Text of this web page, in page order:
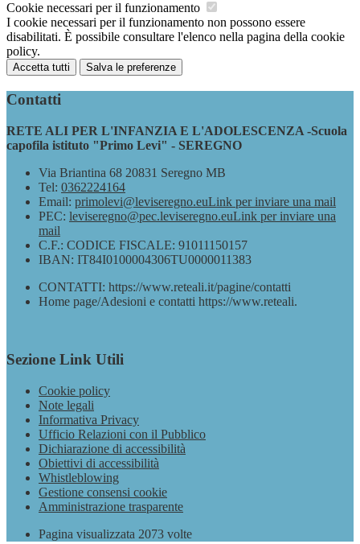
Cookie necessari per il funzionamento
I cookie necessari per il funzionamento non possono essere
disabilitati. È possibile consultare l'elenco nella pagina della cookie
policy.
Accetta tutti Salva le preferenze
Contatti
RETE ALI PER L'INFANZIA E L'ADOLESCENZA -Scuola
capofila istituto "Primo Levi" - SEREGNO
Via Briantina 68 20831 Seregno MB
Tel: 0362224164
Email: primolevi@leviseregno.euLink per inviare una mail
PEC: leviseregno@pec.leviseregno.euLink per inviare una
mail
C.F.: CODICE FISCALE: 91011150157
IBAN: IT84I0100004306TU0000011383
CONTATTI: https://www.reteali.it/pagine/contatti
Home page/Adesioni e contatti https://www.reteali.
Sezione Link Utili
Cookie policy
Note legali
Informativa Privacy
Ufficio Relazioni con il Pubblico
Dichiarazione di accessibilità
Obiettivi di accessibilità
Whistleblowing
Gestione consensi cookie
Amministrazione trasparente
Pagina visualizzata 2073 volte